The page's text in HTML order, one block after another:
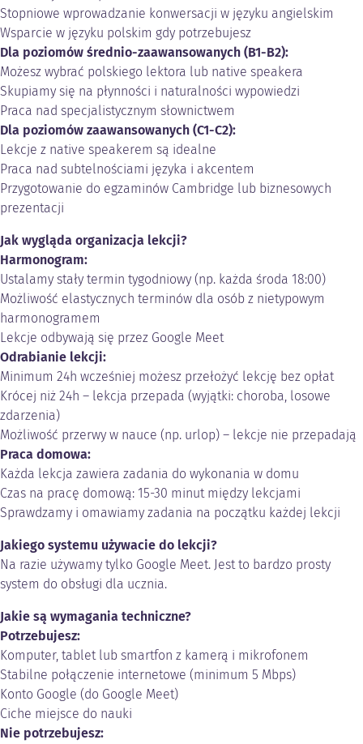
Stopniowe wprowadzanie konwersacji w języku angielskim
Wsparcie w języku polskim gdy potrzebujesz
Dla poziomów średnio-zaawansowanych (B1-B2):
Możesz wybrać polskiego lektora lub native speakera
Skupiamy się na płynności i naturalności wypowiedzi
Praca nad specjalistycznym słownictwem
Dla poziomów zaawansowanych (C1-C2):
Lekcje z native speakerem są idealne
Praca nad subtelnościami języka i akcentem
Przygotowanie do egzaminów Cambridge lub biznesowych
prezentacji
Jak wygląda organizacja lekcji?
Harmonogram:
Ustalamy stały termin tygodniowy (np. każda środa 18:00)
Możliwość elastycznych terminów dla osób z nietypowym
harmonogramem
Lekcje odbywają się przez Google Meet
Odrabianie lekcji:
Minimum 24h wcześniej możesz przełożyć lekcję bez opłat
Krócej niż 24h – lekcja przepada (wyjątki: choroba, losowe
zdarzenia)
Możliwość przerwy w nauce (np. urlop) – lekcje nie przepadają
Praca domowa:
Każda lekcja zawiera zadania do wykonania w domu
Czas na pracę domową: 15-30 minut między lekcjami
Sprawdzamy i omawiamy zadania na początku każdej lekcji
Jakiego systemu używacie do lekcji?
Na razie używamy tylko Google Meet. Jest to bardzo prosty
system do obsługi dla ucznia.
Jakie są wymagania techniczne?
Potrzebujesz:
Komputer, tablet lub smartfon z kamerą i mikrofonem
Stabilne połączenie internetowe (minimum 5 Mbps)
Konto Google (do Google Meet)
Ciche miejsce do nauki
Nie potrzebujesz: